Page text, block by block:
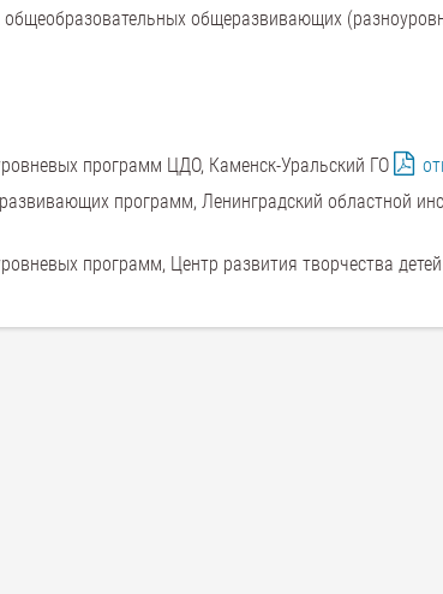
общеразвивающих
программ ЦДО, Каменск-Уральский ГО
программ, Ленинградский областной
программ, Центр развития творчества